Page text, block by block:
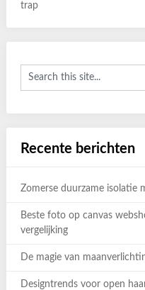
trap
Recente berichten
Zomerse duurzame isolatie
Beste foto op canvas
vergelijking
De magie van
Designtrends voor open